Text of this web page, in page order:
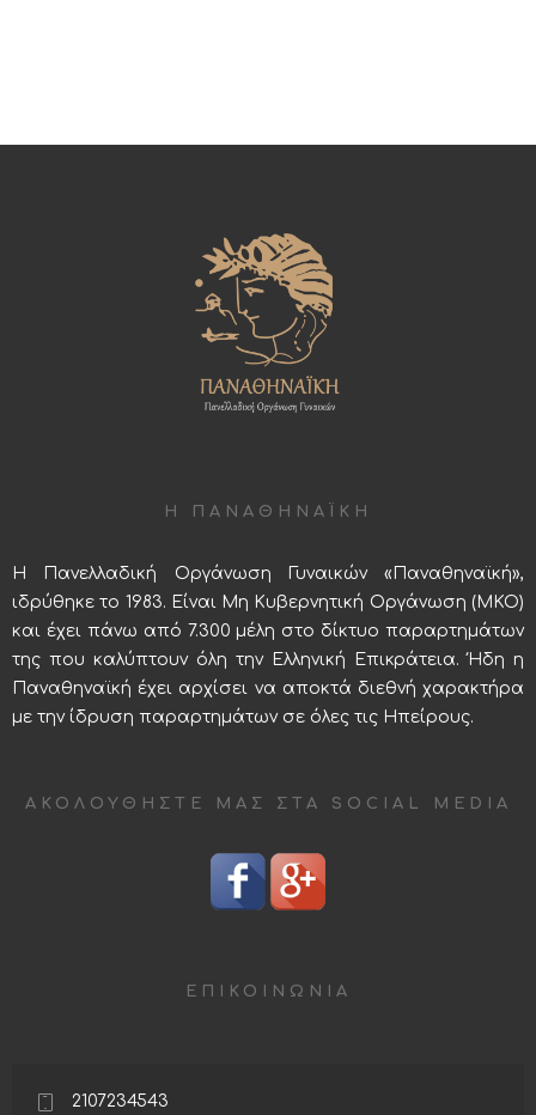
Η ΠΑΝΑΘΗΝΑΪΚΗ
Η Πανελλαδική Οργάνωση Γυναικών «Παναθηναϊκή»,
ιδρύθηκε το 1983. Είναι Μη Κυβερνητική Οργάνωση (ΜΚΟ)
και έχει πάνω από 7.300 μέλη στο δίκτυο παραρτημάτων
της που καλύπτουν όλη την Ελληνική Επικράτεια. Ήδη η
Παναθηναϊκή έχει αρχίσει να αποκτά διεθνή χαρακτήρα
με την ίδρυση παραρτημάτων σε όλες τις Ηπείρους.
ΑΚΟΛΟΥΘΉΣΤΕ ΜΑΣ ΣΤΑ SOCIAL MEDIA
ΕΠΙΚΟΙΝΩΝΙΑ
2107234543